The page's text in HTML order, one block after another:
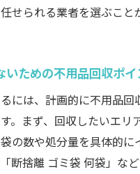
せられる業者を選ぶこと
いための不用品回収ポイ
には、計画的に不用品回
。まず、回収したいエリ
の数や処分量を具体的に
断捨離 ゴミ袋 何袋」な